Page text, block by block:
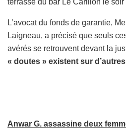
L’avocat du fonds de garantie,
Laigneau, a précisé que seuls
avérés se retrouvent devant la
« doutes » existent sur
Anwar G. assassine deux